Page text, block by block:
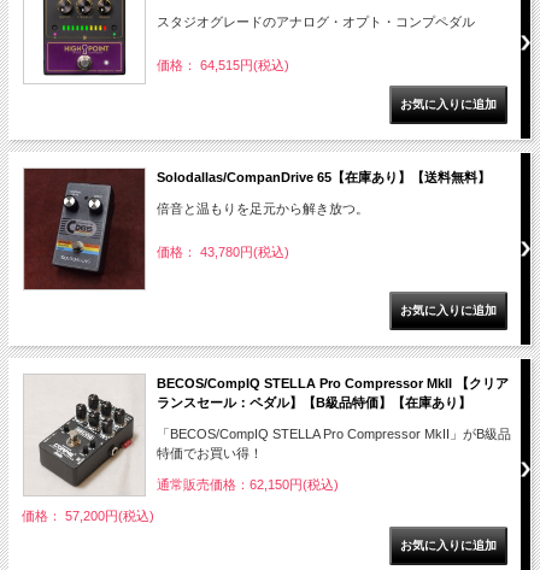
スタジオグレードのアナログ・オプト・コンプペダル
価格： 64,515円(税込)
Solodallas/CompanDrive 65【在庫あり】【送料無料】
倍音と温もりを足元から解き放つ。
価格： 43,780円(税込)
BECOS/CompIQ STELLA Pro Compressor MkII 【クリア
ランスセール：ペダル】【B級品特価】【在庫あり】
「BECOS/CompIQ STELLA Pro Compressor MkII」がB級品
特価でお買い得！
通常販売価格：62,150円(税込)
価格： 57,200円(税込)